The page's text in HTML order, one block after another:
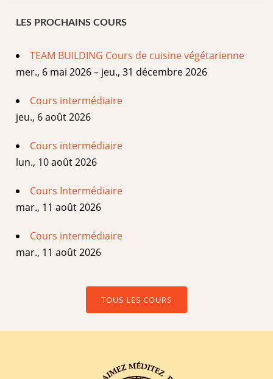
LES PROCHAINS COURS
TEAM BUILDING Cours de cuisine végétarienne
mer., 6 mai 2026 – jeu., 31 décembre 2026
Cours intermédiaire
jeu., 6 août 2026
Cours intermédiaire
lun., 10 août 2026
Cours Intermédiaire
mar., 11 août 2026
Cours intermédiaire
mar., 11 août 2026
TOUS LES COURS